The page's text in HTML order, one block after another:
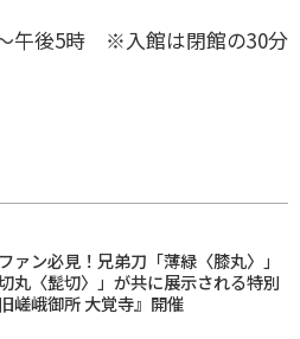
午後5時 ※入館は閉館の30分
ァン必見！兄弟刀「薄緑〈膝丸〉」
切丸〈髭切〉」が共に展示される特別
嵯峨御所 大覚寺』開催